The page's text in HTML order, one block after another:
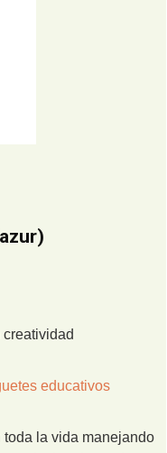
educativos
la vida manejando